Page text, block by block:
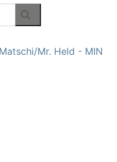
Kurse suchen
Mr. Held - MIN